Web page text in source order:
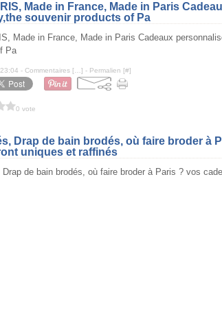
Made in France, Made in Paris
souvenir products of Pa
- Commentaires [ ] - Permalien [#]
0 vote
Drap de bain brodés, où faire broder à
uniques et raffinés